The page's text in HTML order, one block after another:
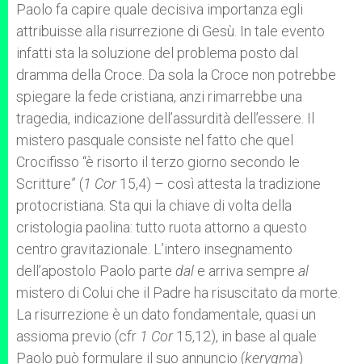
Paolo fa capire quale decisiva importanza egli
attribuisse alla risurrezione di Gesù. In tale evento
infatti sta la soluzione del problema posto dal
dramma della Croce. Da sola la Croce non potrebbe
spiegare la fede cristiana, anzi rimarrebbe una
tragedia, indicazione dell’assurdità dell’essere. Il
mistero pasquale consiste nel fatto che quel
Crocifisso “è risorto il terzo giorno secondo le
Scritture” (1 Cor15,4) – così attesta la tradizione
protocristiana. Sta qui la chiave di volta della
cristologia paolina: tutto ruota attorno a questo
centro gravitazionale. L’intero insegnamento
dell’apostolo Paolo parte dal e arriva sempre al
mistero di Colui che il Padre ha risuscitato da morte.
La risurrezione è un dato fondamentale, quasi un
assioma previo (cfr 1 Cor15,12), in base al quale
Paolo può formulare il suo annuncio (kerygma)